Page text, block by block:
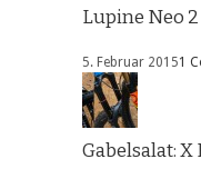
Lupine Neo 2
5. Februar 20151
Gabelsalat: X